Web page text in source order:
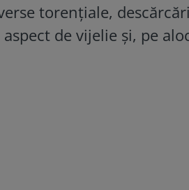
torențiale,
de vijelie și, pe